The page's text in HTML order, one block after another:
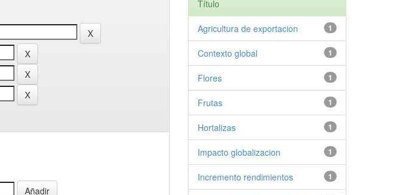
Título
1
Agricultura de exportacion
1
Contexto global
1
Flores
1
Frutas
1
Hortalizas
1
Impacto globalizacion
1
Incremento rendimientos